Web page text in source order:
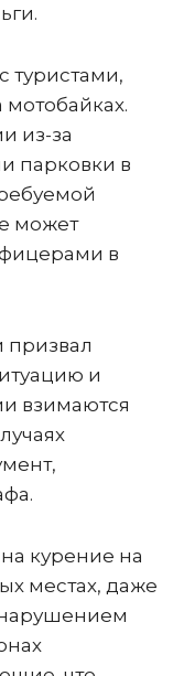
туристами,
из-за
парковки в
может
в
призвал
и
взимаются
курение на
местах, даже